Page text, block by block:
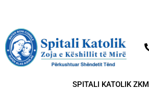
SPITALI KATOLIK ZKM